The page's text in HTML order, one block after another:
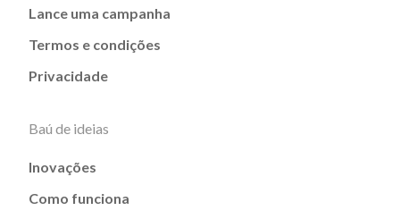
Lance uma campanha
Termos e condições
Privacidade
Baú de ideias
Inovações
Como funciona